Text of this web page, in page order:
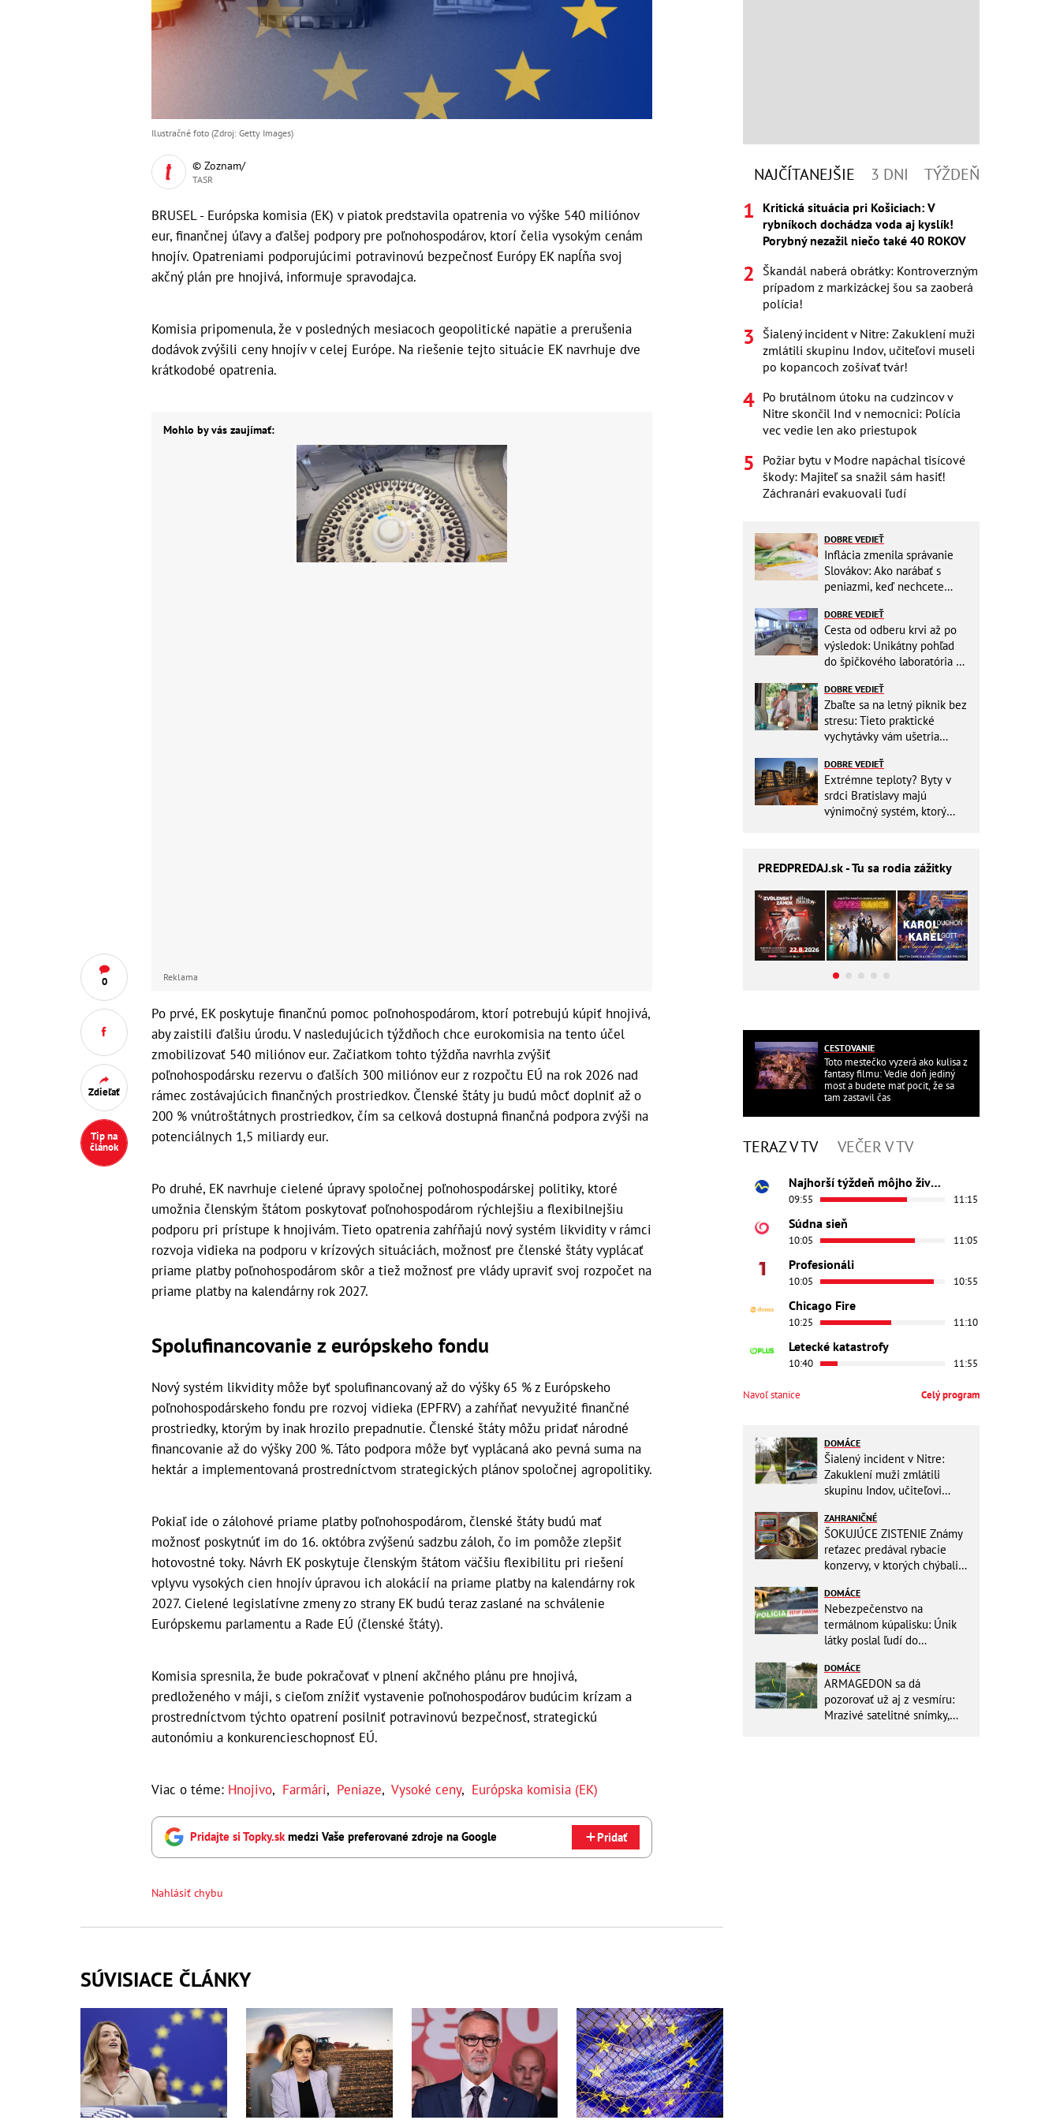
0
Zdieľať
Tip na
článok
Ilustračné foto (Zdroj: Getty Images)
© Zoznam/
TASR
BRUSEL - Európska komisia (EK) v piatok predstavila opatrenia vo výške 540 miliónov
eur, finančnej úľavy a ďalšej podpory pre poľnohospodárov, ktorí čelia vysokým cenám
hnojív. Opatreniami podporujúcimi potravinovú bezpečnosť Európy EK napĺňa svoj
akčný plán pre hnojivá, informuje spravodajca.
Komisia pripomenula, že v posledných mesiacoch geopolitické napätie a prerušenia
dodávok zvýšili ceny hnojív v celej Európe. Na riešenie tejto situácie EK navrhuje dve
krátkodobé opatrenia.
Mohlo by vás zaujímať:
Reklama
Po prvé, EK poskytuje finančnú pomoc poľnohospodárom, ktorí potrebujú kúpiť hnojivá,
aby zaistili ďalšiu úrodu. V nasledujúcich týždňoch chce eurokomisia na tento účel
zmobilizovať 540 miliónov eur. Začiatkom tohto týždňa navrhla zvýšiť
poľnohospodársku rezervu o ďalších 300 miliónov eur z rozpočtu EÚ na rok 2026 nad
rámec zostávajúcich finančných prostriedkov. Členské štáty ju budú môcť doplniť až o
200 % vnútroštátnych prostriedkov, čím sa celková dostupná finančná podpora zvýši na
potenciálnych 1,5 miliardy eur.
Po druhé, EK navrhuje cielené úpravy spoločnej poľnohospodárskej politiky, ktoré
umožnia členským štátom poskytovať poľnohospodárom rýchlejšiu a flexibilnejšiu
podporu pri prístupe k hnojivám. Tieto opatrenia zahŕňajú nový systém likvidity v rámci
rozvoja vidieka na podporu v krízových situáciách, možnosť pre členské štáty vyplácať
priame platby poľnohospodárom skôr a tiež možnosť pre vlády upraviť svoj rozpočet na
priame platby na kalendárny rok 2027.
Spolufinancovanie z európskeho fondu
Nový systém likvidity môže byť spolufinancovaný až do výšky 65 % z Európskeho
poľnohospodárskeho fondu pre rozvoj vidieka (EPFRV) a zahŕňať nevyužité finančné
prostriedky, ktorým by inak hrozilo prepadnutie. Členské štáty môžu pridať národné
financovanie až do výšky 200 %. Táto podpora môže byť vyplácaná ako pevná suma na
hektár a implementovaná prostredníctvom strategických plánov spoločnej agropolitiky.
Pokiaľ ide o zálohové priame platby poľnohospodárom, členské štáty budú mať
možnosť poskytnúť im do 16. októbra zvýšenú sadzbu záloh, čo im pomôže zlepšiť
hotovostné toky. Návrh EK poskytuje členským štátom väčšiu flexibilitu pri riešení
vplyvu vysokých cien hnojív úpravou ich alokácií na priame platby na kalendárny rok
2027. Cielené legislatívne zmeny zo strany EK budú teraz zaslané na schválenie
Európskemu parlamentu a Rade EÚ (členské štáty).
Komisia spresnila, že bude pokračovať v plnení akčného plánu pre hnojivá,
predloženého v máji, s cieľom znížiť vystavenie poľnohospodárov budúcim krízam a
prostredníctvom týchto opatrení posilniť potravinovú bezpečnosť, strategickú
autonómiu a konkurencieschopnosť EÚ.
Viac o téme: Hnojivo, Farmári, Peniaze, Vysoké ceny, Európska komisia (EK)
Pridajte si Topky.skmedzi Vaše preferované zdroje na Google Pridať
Nahlásiť chybu
SÚVISIACE ČLÁNKY
NAJČÍTANEJŠIE 3 DNI TÝŽDEŇ
Kritická situácia pri Košiciach: V
rybníkoch dochádza voda aj kyslík!
Porybný nezažil niečo také 40 ROKOV
Škandál naberá obrátky: Kontroverzným
prípadom z markizáckej šou sa zaoberá
polícia!
Šialený incident v Nitre: Zakuklení muži
zmlátili skupinu Indov, učiteľovi museli
po kopancoch zošívať tvár!
Po brutálnom útoku na cudzincov v
Nitre skončil Ind v nemocnici: Polícia
vec vedie len ako priestupok
Požiar bytu v Modre napáchal tisícové
škody: Majiteľ sa snažil sám hasiť!
Záchranári evakuovali ľudí
DOBRE VEDIEŤ
Inflácia zmenila správanie
Slovákov: Ako narábať s
peniazmi, keď nechcete
DOBRE VEDIEŤ
Cesta od odberu krvi až po
výsledok: Unikátny pohľad
do špičkového laboratória na
DOBRE VEDIEŤ
Zbaľte sa na letný piknik bez
stresu: Tieto praktické
vychytávky vám ušetria
DOBRE VEDIEŤ
Extrémne teploty? Byty v
srdci Bratislavy majú
výnimočný systém, ktorý
PREDPREDAJ.sk - Tu sa rodia zážitky
CESTOVANIE
Toto mestečko vyzerá ako kulisa z
fantasy filmu: Vedie doň jediný
most a budete mať pocit, že sa
tam zastavil čas
TERAZ V TV VEČER V TV
Najhorší týždeň môjho života
09:55 11:15
Súdna sieň
10:05 11:05
Profesionáli
10:05 10:55
Chicago Fire
10:25 11:10
Letecké katastrofy
10:40 11:55
Navoľ stanice Celý program
DOMÁCE
Šialený incident v Nitre:
Zakuklení muži zmlátili
skupinu Indov, učiteľovi
tvár!
ZAHRANIČNÉ
ŠOKUJÚCE ZISTENIE Známy
reťazec predával rybacie
konzervy, v ktorých chýbali
aj vy
DOMÁCE
Nebezpečenstvo na
termálnom kúpalisku: Únik
látky poslal ľudí do
vyšetrovanie
DOMÁCE
ARMAGEDON sa dá
pozorovať už aj z vesmíru:
Mrazivé satelitné snímky,